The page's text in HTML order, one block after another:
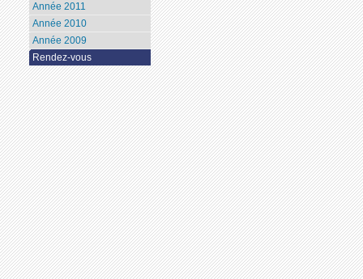
Année 2011
Année 2010
Année 2009
Rendez-vous